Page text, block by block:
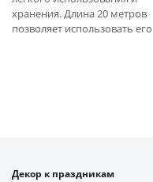
хранения. Длина 20 метров
позволяет использовать его
быстрой и аккуратной
Декор к праздникам